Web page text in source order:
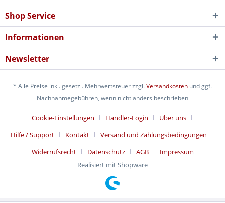
Shop Service
Informationen
Newsletter
* Alle Preise inkl. gesetzl. Mehrwertsteuer zzgl.Versandkosten und ggf.
Nachnahmegebühren, wenn nicht anders beschrieben
Cookie-Einstellungen Händler-Login
Über uns
Hilfe / Support
Kontakt
Versand und Zahlungsbedingungen
Widerrufsrecht
Datenschutz AGB
Impressum
Realisiert mit Shopware